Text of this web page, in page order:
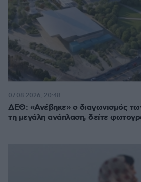
ΔΕΘ: «Ανέβηκε» ο διαγωνισμός
τη μεγάλη ανάπλαση, δείτε
07.08.2026, 20:48